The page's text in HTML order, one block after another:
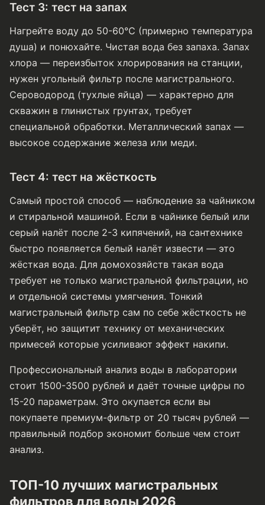
Тест 3: тест на запах
Нагрейте воду до 50-60°C (примерно температура
душа) и понюхайте. Чистая вода без запаха. Запах
хлора — переизбыток хлорирования на станции,
нужен угольный фильтр после магистрального.
Сероводород (тухлые яйца) — характерно для
скважин в глинистых грунтах, требует
специальной обработки. Металлический запах —
высокое содержание железа или меди.
Тест 4: тест на жёсткость
Самый простой способ — наблюдение за чайником
и стиральной машиной. Если в чайнике белый или
серый налёт после 2-3 кипячений, на сантехнике
быстро появляется белый налёт извести — это
жёсткая вода. Для домохозяйств такая вода
требует не только магистральной фильтрации, но
и отдельной системы умягчения. Тонкий
магистральный фильтр сам по себе жёсткость не
уберёт, но защитит технику от механических
примесей которые усиливают эффект накипи.
Профессиональный анализ воды в лаборатории
стоит 1500-3500 рублей и даёт точные цифры по
15-20 параметрам. Это окупается если вы
покупаете премиум-фильтр от 20 тысяч рублей —
правильный подбор экономит больше чем стоит
анализ.
ТОП-10 лучших магистральных
фильтров для воды 2026